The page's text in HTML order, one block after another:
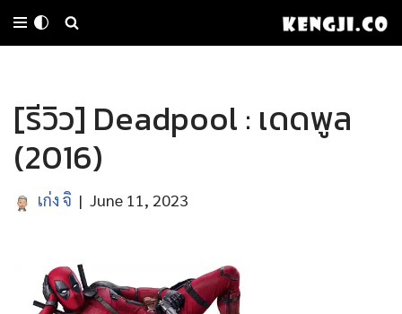
Skip
content
[รีวิว] Deadpool : เดดพูล
(2016)
เก่ง จิ June 11, 2023